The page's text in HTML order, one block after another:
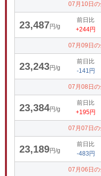
07月10日
23,487円/g
前日比
+244円
07月09日
23,243円/g
前日比
-141円
07月08日
23,384円/g
前日比
+195円
07月07日
23,189円/g
前日比
-483円
07月06日